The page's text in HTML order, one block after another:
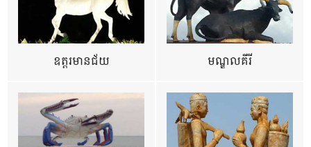
ឧត្ដរមានជ័យ មណ្ឌលគីរី